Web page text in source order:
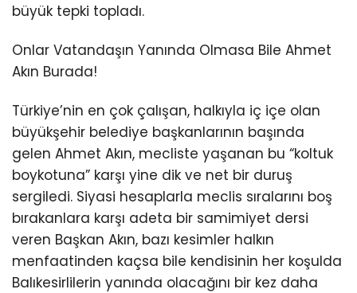
büyük tepki topladı.
Onlar Vatandaşın Yanında Olmasa Bile Ahmet
Akın Burada!
Türkiye’nin en çok çalışan, halkıyla iç içe olan
büyükşehir belediye başkanlarının başında
gelen Ahmet Akın, mecliste yaşanan bu “koltuk
boykotuna” karşı yine dik ve net bir duruş
sergiledi. Siyasi hesaplarla meclis sıralarını boş
bırakanlara karşı adeta bir samimiyet dersi
veren Başkan Akın, bazı kesimler halkın
menfaatinden kaçsa bile kendisinin her koşulda
Balıkesirlilerin yanında olacağını bir kez daha